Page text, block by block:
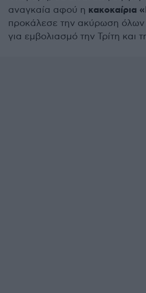
αναγκαία αφού η κακοκαίρια
προκάλεσε την ακύρωση όλων
για εμβολιασμό την Τρίτη και